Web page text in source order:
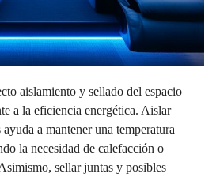
aislamiento y sellado del espacio
a la eficiencia energética. Aislar
a mantener una temperatura
la necesidad de calefacción o
sellar juntas y posibles